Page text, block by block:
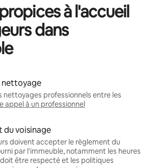
à l'accueil
dans
nettoyage
nettoyages professionnels entre les
appel à un professionnel
du voisinage
doivent accepter le règlement du
par l'immeuble, notamment les heures
être respecté et les politiques